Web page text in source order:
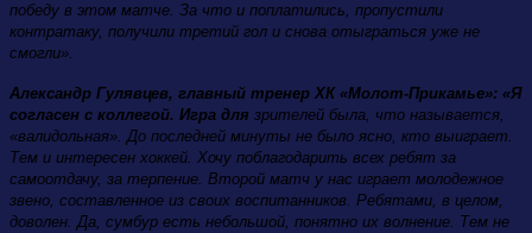
победу в этом матче. За что и поплатились, пропустили
контратаку, получили третий гол и снова отыграться уже не
смогли».
Александр Гулявцев, главный тренер ХК «Молот-Прикамье»: «Я
согласен с коллегой. Игра для зрителей была, что называется,
«валидольная». До последней минуты не было ясно, кто выиграет.
Тем и интересен хоккей. Хочу поблагодарить всех ребят за
самоотдачу, за терпение. Второй матч у нас играет молодежное
звено, составленное из своих воспитанников. Ребятами, в целом,
доволен. Да, сумбур есть небольшой, понятно их волнение. Тем не